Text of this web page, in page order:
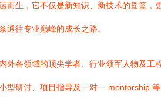
生，它不仅是新知识、新技术的摇篮，
往专业巅峰的成长之路。
各领域的顶尖学者、行业领军人物及工
研讨、项目指导及一对一 mentorship